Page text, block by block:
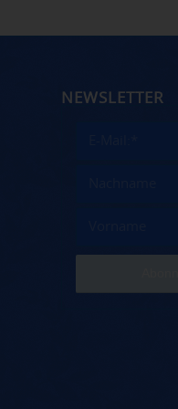
NEWSLETTER